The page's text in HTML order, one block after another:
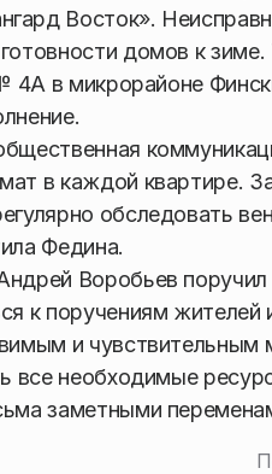
Восток».
домов к
4А в микрорайоне
в каждой квартире.
обследовать
Федина.
Воробьев поручил
к поручениям
и
все необходимые
заметными